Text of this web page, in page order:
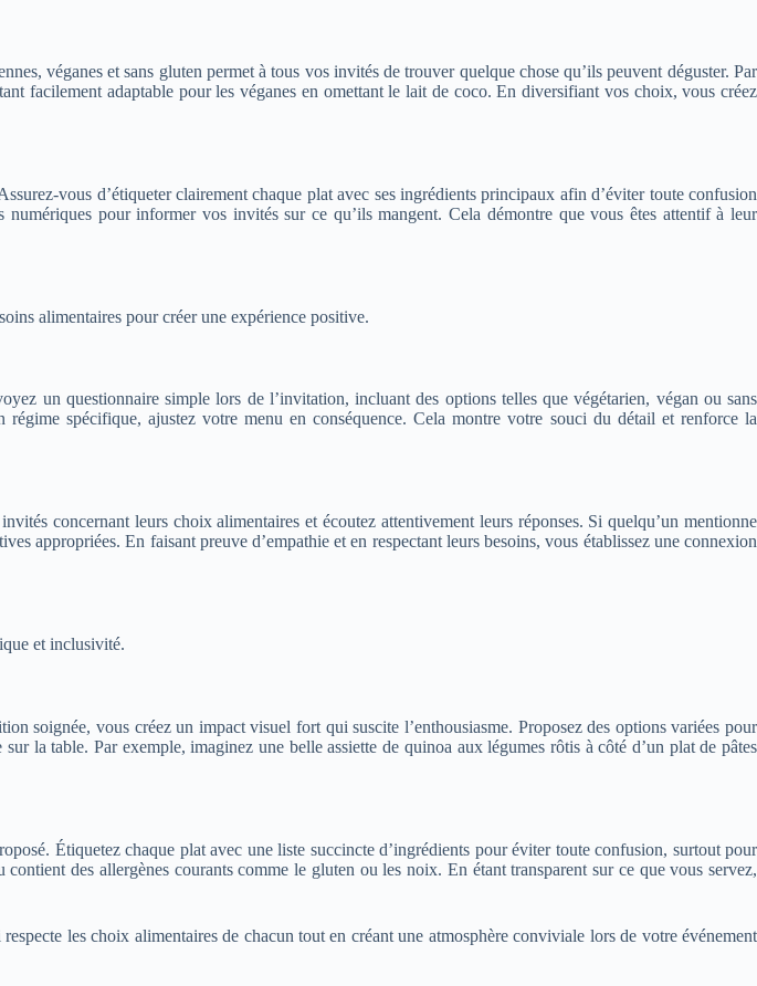
véganes et sans gluten permet à tous vos invités de trouver quelque chose qu’ils peuvent déguster. Par
facilement adaptable pour les véganes en omettant le lait de coco. En diversifiant vos choix, vous créez
vous d’étiqueter clairement chaque plat avec ses ingrédients principaux afin d’éviter toute confusion
pour informer vos invités sur ce qu’ils mangent. Cela démontre que vous êtes attentif à leur
alimentaires pour créer une expérience positive.
un questionnaire simple lors de l’invitation, incluant des options telles que végétarien, végan ou sans
spécifique, ajustez votre menu en conséquence. Cela montre votre souci du détail et renforce la
concernant leurs choix alimentaires et écoutez attentivement leurs réponses. Si quelqu’un mentionne
appropriées. En faisant preuve d’empathie et en respectant leurs besoins, vous établissez une connexion
et inclusivité.
soignée, vous créez un impact visuel fort qui suscite l’enthousiasme. Proposez des options variées pour
la table. Par exemple, imaginez une belle assiette de quinoa aux légumes rôtis à côté d’un plat de pâtes
Étiquetez chaque plat avec une liste succincte d’ingrédients pour éviter toute confusion, surtout pour
des allergènes courants comme le gluten ou les noix. En étant transparent sur ce que vous servez,
les choix alimentaires de chacun tout en créant une atmosphère conviviale lors de votre événement